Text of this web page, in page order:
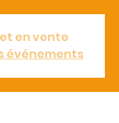
en vente
événements